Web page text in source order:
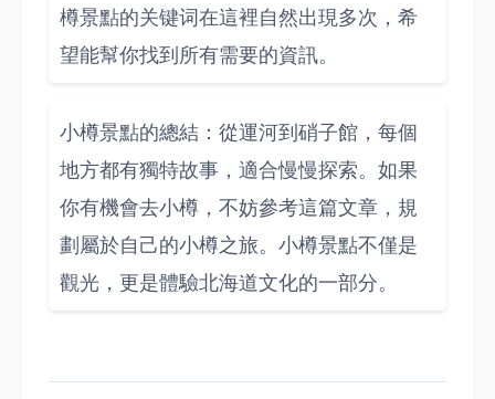
樽景點的关键词在這裡自然出現多次，希
望能幫你找到所有需要的資訊。
小樽景點的總結：從運河到硝子館，每個
地方都有獨特故事，適合慢慢探索。如果
你有機會去小樽，不妨參考這篇文章，規
劃屬於自己的小樽之旅。小樽景點不僅是
觀光，更是體驗北海道文化的一部分。